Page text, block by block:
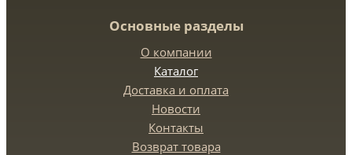
Основные разделы
О компании
Каталог
Доставка и оплата
Новости
Контакты
Возврат товара